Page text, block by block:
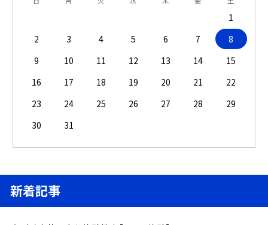
1
2
3 4 5 6 7
8
9
10 11 12 13 14
15
16
17 18 19 20 21
22
23
24 25 26 27 28
29
30
31
新着記事